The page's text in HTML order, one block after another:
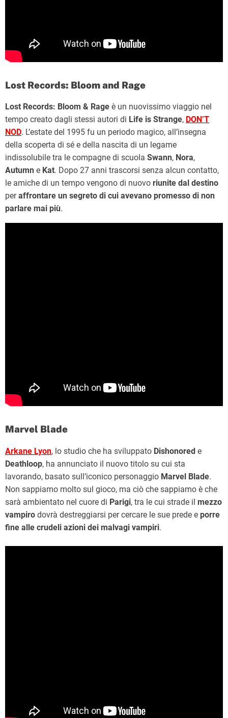
Lost Records: Bloom and Rage
Lost Records: Bloom & Rage è un nuovissimo viaggio nel
tempo creato dagli stessi autori di Life is Strange, DON’T
NOD. L’estate del 1995 fu un periodo magico, all’insegna
della scoperta di sé e della nascita di un legame
indissolubile tra le compagne di scuola Swann, Nora,
Autumn e Kat. Dopo 27 anni trascorsi senza alcun contatto,
le amiche di un tempo vengono di nuovo riunite dal destino
peraffrontare un segreto di cui avevano promesso di non
parlare mai più.
Marvel Blade
Arkane Lyon, lo studio che ha sviluppato Dishonored e
Deathloop, ha annunciato il nuovo titolo su cui sta
lavorando, basato sull’iconico personaggio Marvel Blade.
Non sappiamo molto sul gioco, ma ciò che sappiamo è che
sarà ambientato nel cuore di Parigi, tra le cui strade il mezzo
vampiro dovrà destreggiarsi per cercare le sue prede e porre
fine alle crudeli azioni dei malvagi vampiri.